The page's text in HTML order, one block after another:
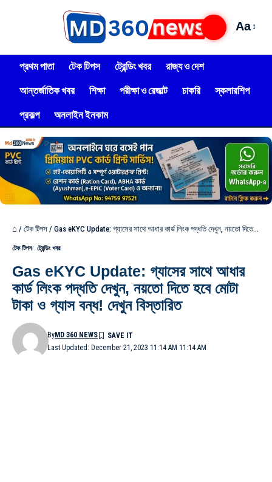
Aa
প্রথম পাতা টেক টিপস ট্রেন্ডিং খবর
রাজ্য ও দেশ
আন্তর্জাতিক খবর
শিক্ষা পরীক্ষা ও রেজাল্ট চাকরি
স্কলারশিপ
প্রকল্প
অনলাইন ইনকাম
⌂ / টেক টিপস / Gas eKYC Update: গ্যাসের সাথে আধার কার্ড লিংক পদ্ধতি দেখুন, নয়তো দিতে হবে মোটা টাকা ও গ্যাস বন্ধ! দেখুন বিস্তারিত
টেক টিপস ট্রেন্ডিং খবর
Gas eKYC Update: গ্যাসের সাথে আধার
কার্ড লিংক পদ্ধতি দেখুন, নয়তো দিতে হবে মোটা
টাকা ও গ্যাস বন্ধ! দেখুন বিস্তারিত
Last Updated: December 21, 2023 11:14 AM 11:14 AM
ByMD 360 NEWS